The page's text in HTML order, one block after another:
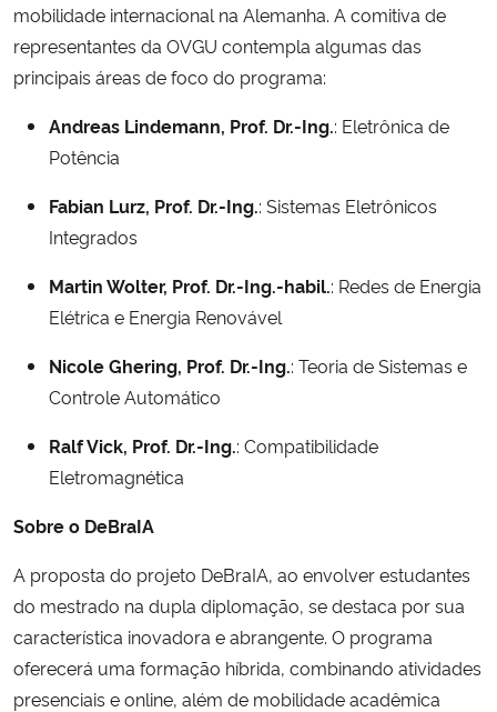
mobilidade internacional na Alemanha. A comitiva de
representantes da OVGU contempla algumas das
principais áreas de foco do programa:
Andreas Lindemann, Prof. Dr.-Ing.: Eletrônica de
Potência
Fabian Lurz, Prof. Dr.-Ing.: Sistemas Eletrônicos
Integrados
Martin Wolter, Prof. Dr.-Ing.-habil.: Redes de Energia
Elétrica e Energia Renovável
Nicole Ghering, Prof. Dr.-Ing.: Teoria de Sistemas e
Controle Automático
Ralf Vick, Prof. Dr.-Ing.: Compatibilidade
Eletromagnética
Sobre o DeBraIA
A proposta do projeto DeBraIA, ao envolver estudantes
do mestrado na dupla diplomação, se destaca por sua
característica inovadora e abrangente. O programa
oferecerá uma formação híbrida, combinando atividades
presenciais e online, além de mobilidade acadêmica